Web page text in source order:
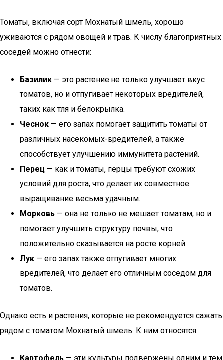
Томаты, включая сорт Мохнатый шмель, хорошо
уживаются с рядом овощей и трав. К числу благоприятных
соседей можно отнести:
Базилик — это растение не только улучшает вкус
томатов, но и отпугивает некоторых вредителей,
таких как тля и белокрылка.
Чеснок — его запах помогает защитить томаты от
различных насекомых-вредителей, а также
способствует улучшению иммунитета растений.
Перец — как и томаты, перцы требуют схожих
условий для роста, что делает их совместное
выращивание весьма удачным.
Морковь — она не только не мешает томатам, но и
помогает улучшить структуру почвы, что
положительно сказывается на росте корней.
Лук — его запах также отпугивает многих
вредителей, что делает его отличным соседом для
томатов.
Однако есть и растения, которые не рекомендуется сажать
рядом с томатом Мохнатый шмель. К ним относятся:
Картофель — эти культуры подвержены одним и тем